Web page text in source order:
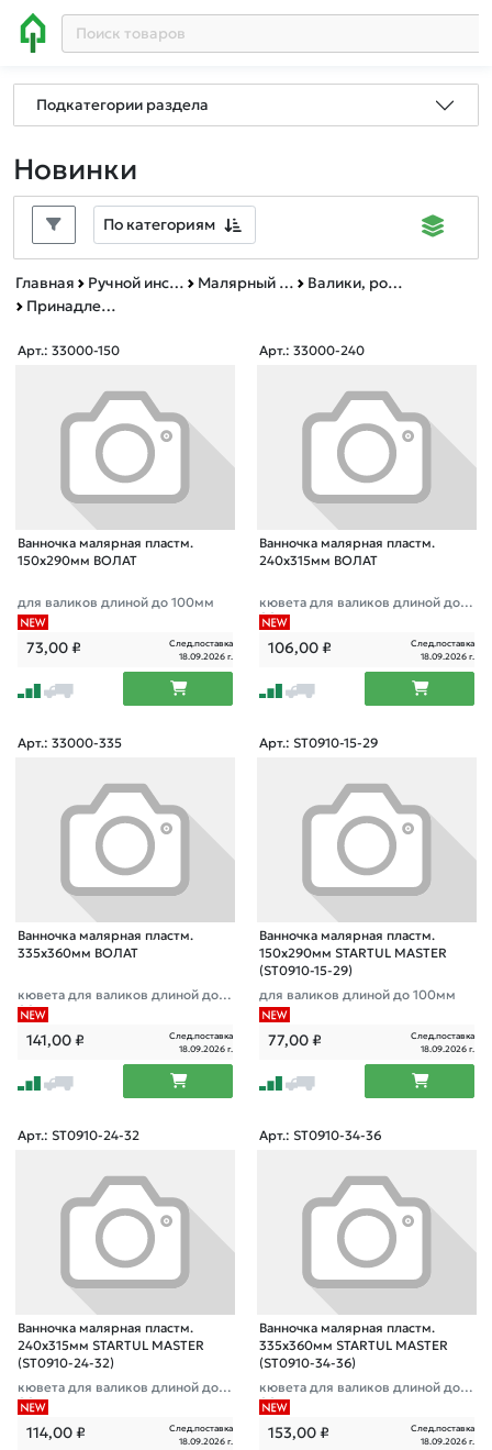
Подкатегории раздела
Новинки
По категориям
Главная Ручной инструмент Малярный инструмент
Валики, ролики малярные, принадлежности
Принадлежности
Арт.: 33000-150
Ванночка малярная пластм.
150х290мм ВОЛАТ
для валиков длиной до 100мм
73,00₽
След.поставка
18.09.2026 г.
Арт.: 33000-240
Ванночка малярная пластм.
240х315мм ВОЛАТ
кювета для валиков длиной до 2
00мм
106,00₽
След.поставка
18.09.2026 г.
Арт.: 33000-335
Ванночка малярная пластм.
335х360мм ВОЛАТ
кювета для валиков длиной до 3
00мм
141,00₽
След.поставка
18.09.2026 г.
Арт.: ST0910-15-29
Ванночка малярная пластм.
150х290мм STARTUL MASTER
(ST0910-15-29)
для валиков длиной до 100мм
77,00₽
След.поставка
18.09.2026 г.
Арт.: ST0910-24-32
Ванночка малярная пластм.
240х315мм STARTUL MASTER
(ST0910-24-32)
кювета для валиков длиной до 2
00мм
114,00₽
След.поставка
18.09.2026 г.
Арт.: ST0910-34-36
Ванночка малярная пластм.
335х360мм STARTUL MASTER
(ST0910-34-36)
кювета для валиков длиной до 3
00мм
153,00₽
След.поставка
18.09.2026 г.